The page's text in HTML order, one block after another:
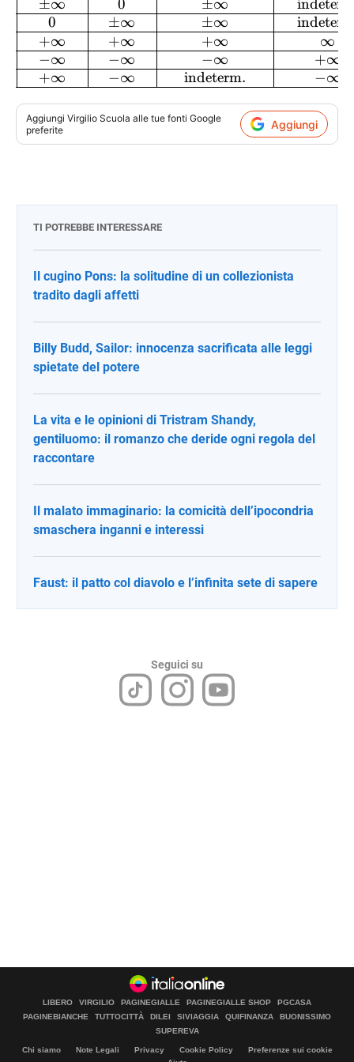
±∞
0
+∞
−∞
+∞
0
±∞
+∞
−∞
−∞
±∞
±∞
+∞
−∞
indeterm.
∞
+∞
−∞
Aggiungi Virgilio Scuola alle tue fonti Google
preferite
Aggiungi
TI POTREBBE INTERESSARE
Il cugino Pons: la solitudine di un collezionista
tradito dagli affetti
Billy Budd, Sailor: innocenza sacrificata alle leggi
spietate del potere
La vita e le opinioni di Tristram Shandy,
gentiluomo: il romanzo che deride ogni regola del
raccontare
Il malato immaginario: la comicità dell’ipocondria
smaschera inganni e interessi
Faust: il patto col diavolo e l’infinita sete di sapere
Seguici su
LIBERO VIRGILIO PAGINEGIALLE PAGINEGIALLE SHOP
PGCASA
PAGINEBIANCHE
TUTTOCITTÀ DILEI SIVIAGGIA QUIFINANZA
BUONISSIMO
SUPEREVA
Chi siamo Note Legali Privacy Cookie Policy
Preferenze sui cookie